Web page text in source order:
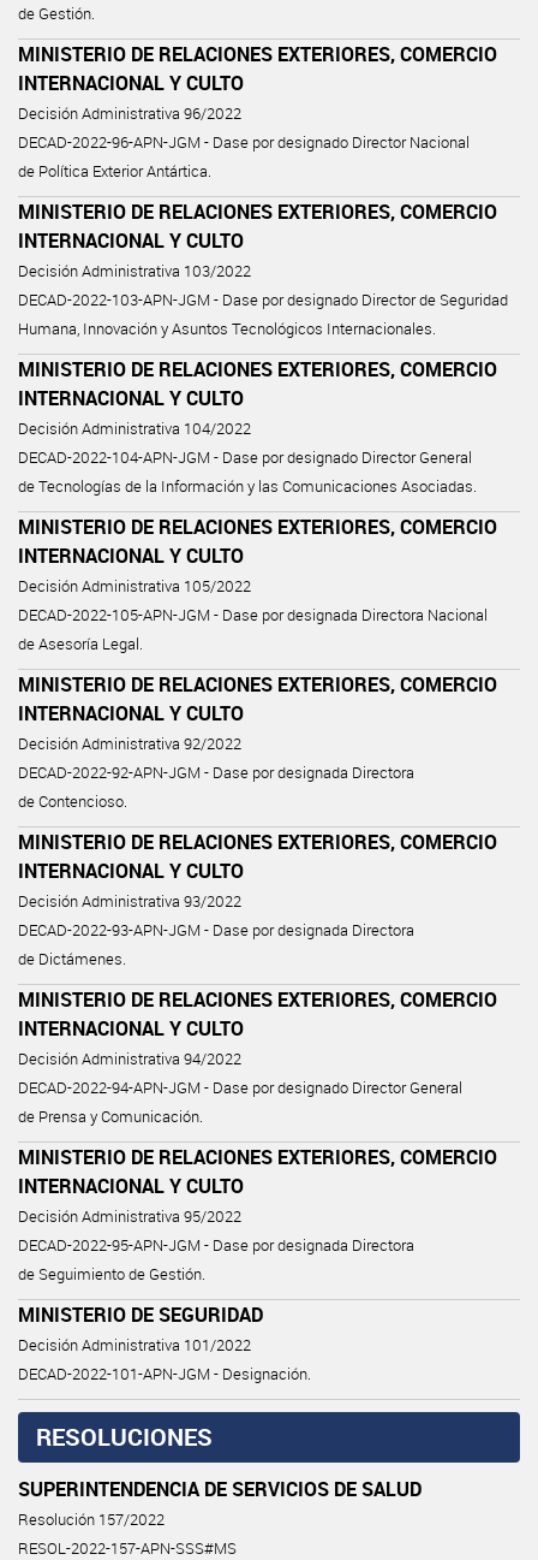
de Gestión.
MINISTERIO DE RELACIONES EXTERIORES, COMERCIO
INTERNACIONAL Y CULTO
Decisión Administrativa 96/2022
DECAD-2022-96-APN-JGM - Dase por designado Director Nacional
de Política Exterior Antártica.
MINISTERIO DE RELACIONES EXTERIORES, COMERCIO
INTERNACIONAL Y CULTO
Decisión Administrativa 103/2022
DECAD-2022-103-APN-JGM - Dase por designado Director de Seguridad
Humana, Innovación y Asuntos Tecnológicos Internacionales.
MINISTERIO DE RELACIONES EXTERIORES, COMERCIO
INTERNACIONAL Y CULTO
Decisión Administrativa 104/2022
DECAD-2022-104-APN-JGM - Dase por designado Director General
de Tecnologías de la Información y las Comunicaciones Asociadas.
MINISTERIO DE RELACIONES EXTERIORES, COMERCIO
INTERNACIONAL Y CULTO
Decisión Administrativa 105/2022
DECAD-2022-105-APN-JGM - Dase por designada Directora Nacional
de Asesoría Legal.
MINISTERIO DE RELACIONES EXTERIORES, COMERCIO
INTERNACIONAL Y CULTO
Decisión Administrativa 92/2022
DECAD-2022-92-APN-JGM - Dase por designada Directora
de Contencioso.
MINISTERIO DE RELACIONES EXTERIORES, COMERCIO
INTERNACIONAL Y CULTO
Decisión Administrativa 93/2022
DECAD-2022-93-APN-JGM - Dase por designada Directora
de Dictámenes.
MINISTERIO DE RELACIONES EXTERIORES, COMERCIO
INTERNACIONAL Y CULTO
Decisión Administrativa 94/2022
DECAD-2022-94-APN-JGM - Dase por designado Director General
de Prensa y Comunicación.
MINISTERIO DE RELACIONES EXTERIORES, COMERCIO
INTERNACIONAL Y CULTO
Decisión Administrativa 95/2022
DECAD-2022-95-APN-JGM - Dase por designada Directora
de Seguimiento de Gestión.
MINISTERIO DE SEGURIDAD
Decisión Administrativa 101/2022
DECAD-2022-101-APN-JGM - Designación.
RESOLUCIONES
SUPERINTENDENCIA DE SERVICIOS DE SALUD
Resolución 157/2022
RESOL-2022-157-APN-SSS#MS